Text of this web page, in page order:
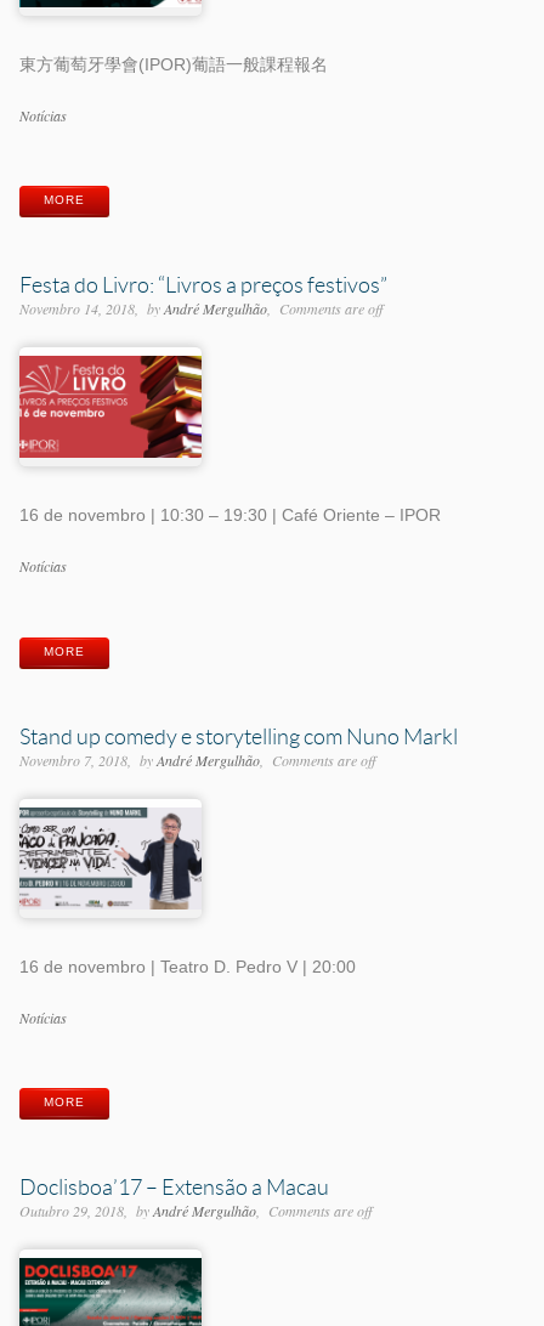
東方葡萄牙學會(IPOR)葡語一般課程報名
Categorias
Notícias
MORE
Festa do Livro: “Livros a preços festivos”
Novembro 14, 2018 byAndré Mergulhão Comments are off
16 de novembro | 10:30 – 19:30 | Café Oriente – IPOR
Categorias
Notícias
MORE
Stand up comedy e storytelling com Nuno Markl
Novembro 7, 2018 byAndré Mergulhão Comments are off
16 de novembro | Teatro D. Pedro V | 20:00
Categorias
Notícias
MORE
Doclisboa’17 – Extensão a Macau
Outubro 29, 2018 byAndré Mergulhão Comments are off